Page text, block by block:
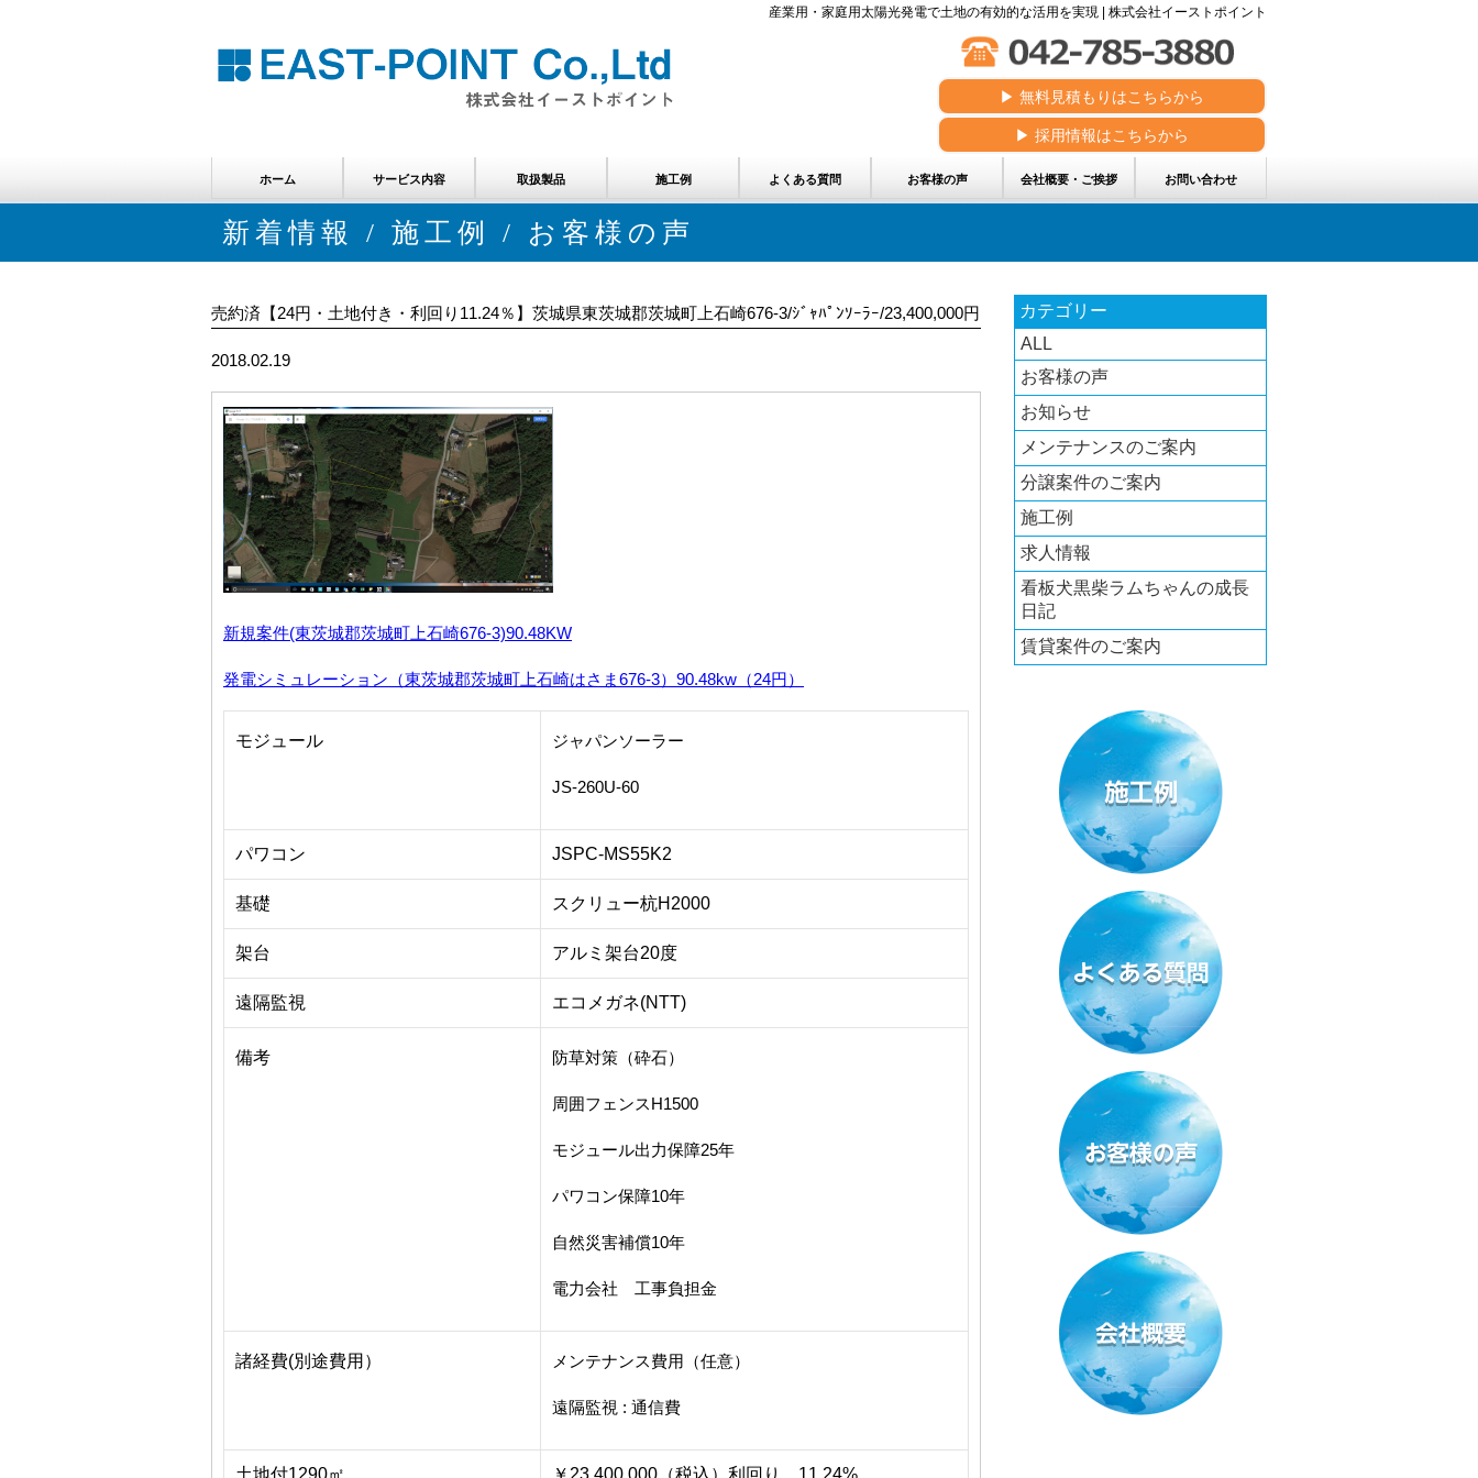
産業用・家庭用太陽光発電で土地の有効的な活用を実現 | 株式会社イーストポイント
▶︎ 無料見積もりはこちらから
▶︎ 採用情報はこちらから
ホーム サービス内容
分譲案件のご案内
賃貸案件のご案内
メンテナンスのご案内
取扱製品 施工例 よくある質問 お客様の声 会社概要・ご挨拶 お問い合わせ
新着情報 / 施工例 / お客様の声
売約済【24円・土地付き・利回り11.24％】茨城県東茨城郡茨城町上石崎676-3/ｼﾞｬﾊﾟﾝｿｰﾗｰ/23,400,000円
2018.02.19
新規案件(東茨城郡茨城町上石崎676-3)90.48KW
発電シミュレーション（東茨城郡茨城町上石崎はさま676-3）90.48kw（24円）
モジュール ジャパンソーラー
JS-260U-60
パワコン JSPC-MS55K2
基礎 スクリュー杭H2000
架台 アルミ架台20度
遠隔監視 エコメガネ(NTT)
備考 防草対策（砕石）
周囲フェンスH1500
モジュール出力保障25年
パワコン保障10年
自然災害補償10年
電力会社 工事負担金
諸経費(別途費用） メンテナンス費用（任意）
遠隔監視 : 通信費
土地付1290㎡ ￥23.400.000（税込）利回り 11.24%
カテゴリー
ALL
お客様の声
お知らせ
メンテナンスのご案内
分譲案件のご案内
施工例
求人情報
看板犬黒柴ラムちゃんの成長
日記
賃貸案件のご案内